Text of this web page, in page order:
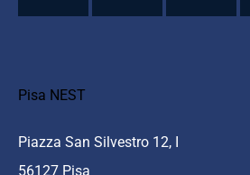
Pisa NEST
Piazza San Silvestro 12, I
56127 Pisa